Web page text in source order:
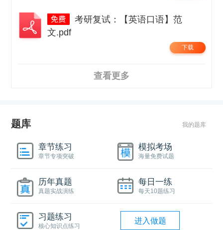
考研复试：【英语口语】范
文.pdf
下载
查看更多
题库 我的题库
章节练习
章节专项突破
模拟考场
海量免费试题
历年真题
真题实战演练
每日一练
每天10题练习
习题练习
核心知识点练习
进入做题